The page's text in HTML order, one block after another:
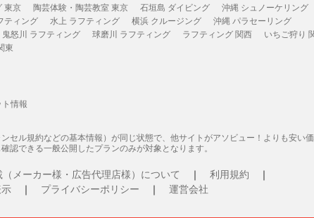
東京 陶芸体験・陶芸教室 東京 石垣島 ダイビング
沖縄 シュノーケリング
ティング 水上 ラフティング 横浜 クルージング
沖縄 パラセーリング
鬼怒川 ラフティング 球磨川 ラフティング ラフティング 関西
いちご狩り
東
情報
ル規約などの基本情報）が同じ状態で、他サイトがアソビュー！よりも安い
できる一般公開したプランのみが対象となります。
（メーカー様・広告代理店様）について
利用規約
プライバシーポリシー 運営会社